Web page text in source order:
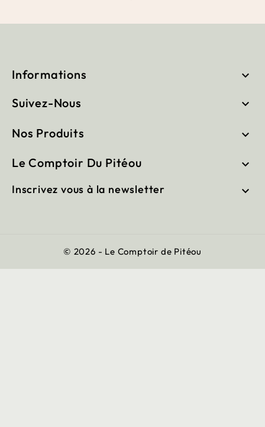
Informations 
Suivez-Nous 
Nos Produits 
Le Comptoir Du Pitéou 
Inscrivez vous à la newsletter 
© 2026 - Le Comptoir de Pitéou